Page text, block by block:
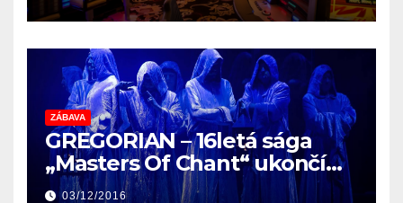
ZÁBAVA
GREGORIAN – 16letá sága
„Masters Of Chant“ ukončí
své poslední evropské turné
03/12/2016